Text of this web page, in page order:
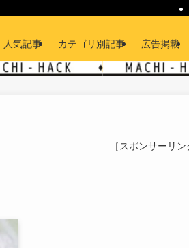
人気記事 カテゴリ別記事 広告掲載
［スポンサーリン